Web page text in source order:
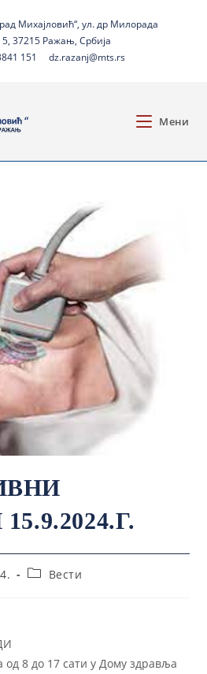
Михајловић“, ул. др Милорада
37215 Ражањ, Србија
151
dz.razanj@mts.rs
Мени
Вести
8 до 17 сати у Дому здравља